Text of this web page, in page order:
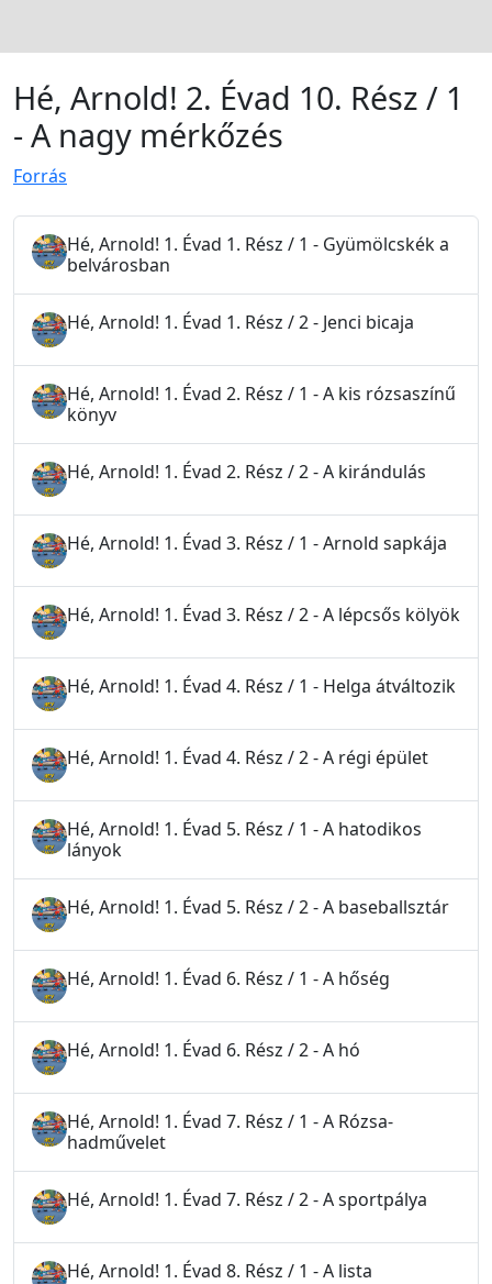
Hé, Arnold! 2. Évad 10. Rész / 1
- A nagy mérkőzés
Forrás
Hé, Arnold! 1. Évad 1. Rész / 1 - Gyümölcskék a
belvárosban
Hé, Arnold! 1. Évad 1. Rész / 2 - Jenci bicaja
Hé, Arnold! 1. Évad 2. Rész / 1 - A kis rózsaszínű
könyv
Hé, Arnold! 1. Évad 2. Rész / 2 - A kirándulás
Hé, Arnold! 1. Évad 3. Rész / 1 - Arnold sapkája
Hé, Arnold! 1. Évad 3. Rész / 2 - A lépcsős kölyök
Hé, Arnold! 1. Évad 4. Rész / 1 - Helga átváltozik
Hé, Arnold! 1. Évad 4. Rész / 2 - A régi épület
Hé, Arnold! 1. Évad 5. Rész / 1 - A hatodikos
lányok
Hé, Arnold! 1. Évad 5. Rész / 2 - A baseballsztár
Hé, Arnold! 1. Évad 6. Rész / 1 - A hőség
Hé, Arnold! 1. Évad 6. Rész / 2 - A hó
Hé, Arnold! 1. Évad 7. Rész / 1 - A Rózsa-
hadművelet
Hé, Arnold! 1. Évad 7. Rész / 2 - A sportpálya
Hé, Arnold! 1. Évad 8. Rész / 1 - A lista